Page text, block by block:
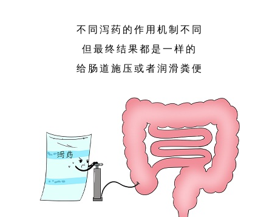
不同泻药的作用机制不同
但最终结果都是一样的
给肠道施压或者润滑粪便